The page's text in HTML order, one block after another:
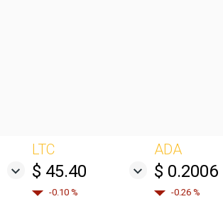
LTC
$ 45.40
-0.10 %
ADA
$ 0.2006
-0.26 %